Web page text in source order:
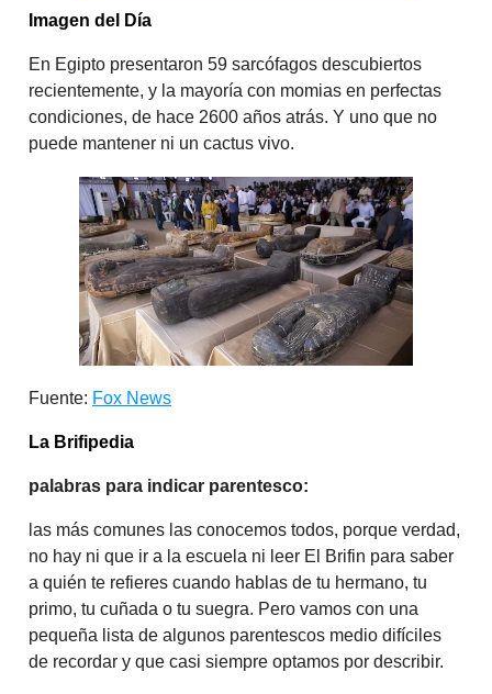
Imagen del Día
En Egipto presentaron 59 sarcófagos descubiertos
recientemente, y la mayoría con momias en perfectas
condiciones, de hace 2600 años atrás. Y uno que no
puede mantener ni un cactus vivo.
Fuente: Fox News
La Brifipedia
palabras para indicar parentesco:
las más comunes las conocemos todos, porque verdad,
no hay ni que ir a la escuela ni leer El Brifin para saber
a quién te refieres cuando hablas de tu hermano, tu
primo, tu cuñada o tu suegra. Pero vamos con una
pequeña lista de algunos parentescos medio difíciles
de recordar y que casi siempre optamos por describir.